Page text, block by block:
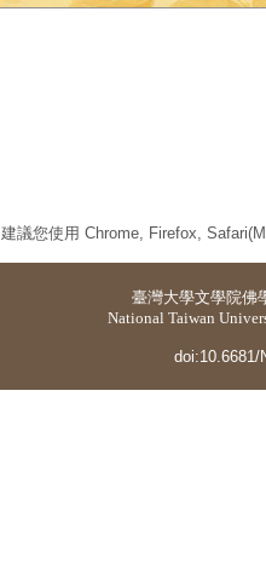
建議您使用 Chrome, Firefox,
臺灣大學文學院佛
National Taiwan
doi:10.6681/